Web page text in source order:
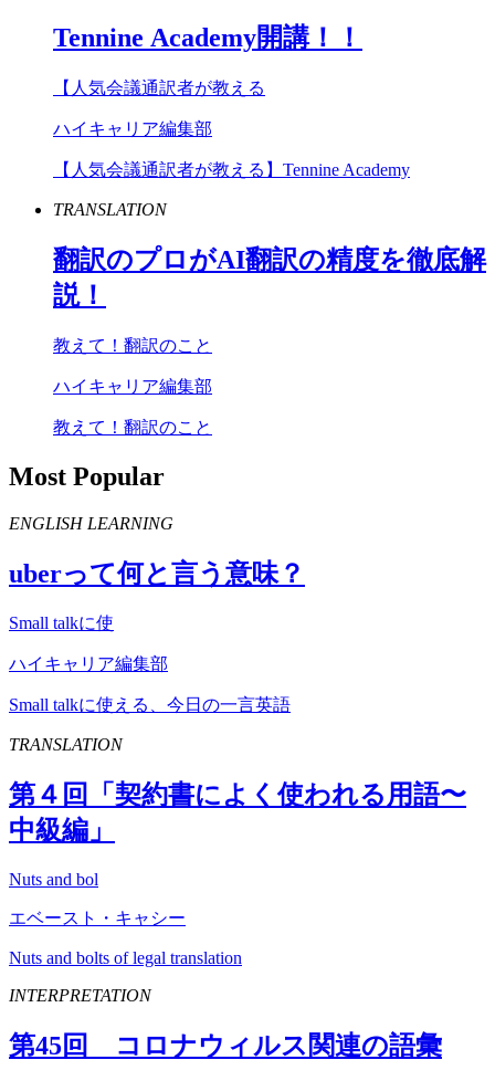
Tennine Academy開講！！
【人気会議通訳者が教える
ハイキャリア編集部
【人気会議通訳者が教える】Tennine Academy
TRANSLATION
翻訳のプロがAI翻訳の精度を徹底解
説！
教えて！翻訳のこと
ハイキャリア編集部
教えて！翻訳のこと
Most Popular
ENGLISH LEARNING
uberって何と言う意味？
Small talkに使
ハイキャリア編集部
Small talkに使える、今日の一言英語
TRANSLATION
第４回「契約書によく使われる用語〜
中級編」
Nuts and bol
エベースト・キャシー
Nuts and bolts of legal translation
INTERPRETATION
第45回 コロナウィルス関連の語彙